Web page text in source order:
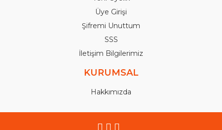
Üye Girişi
Şifremi Unuttum
SSS
İletişim Bilgilerimiz
KURUMSAL
Hakkımızda